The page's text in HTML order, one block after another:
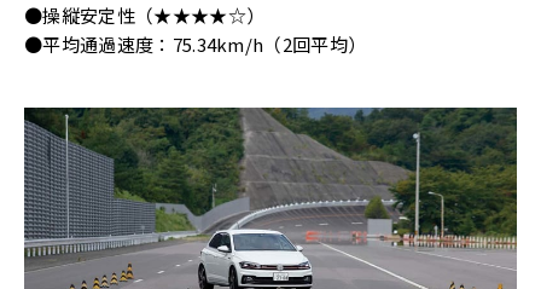
●操縦安定性（★★★★☆）
●平均通過速度：75.34km/h（2回平均）